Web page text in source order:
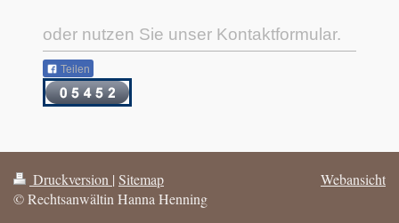
oder nutzen Sie unser Kontaktformular.
Teilen
Druckversion | Sitemap
© Rechtsanwältin Hanna Henning
Webansicht